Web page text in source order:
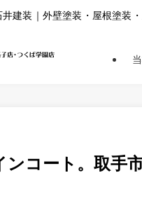
建装｜外壁塗装・屋根塗装
コート。取手